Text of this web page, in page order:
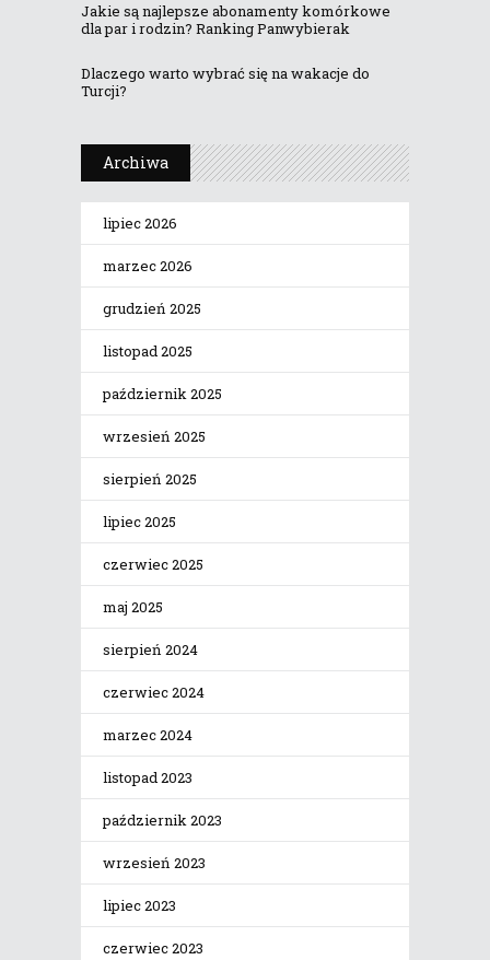
Jakie są najlepsze abonamenty komórkowe
dla par i rodzin? Ranking Panwybierak
Dlaczego warto wybrać się na wakacje do
Turcji?
Archiwa
lipiec 2026
marzec 2026
grudzień 2025
listopad 2025
październik 2025
wrzesień 2025
sierpień 2025
lipiec 2025
czerwiec 2025
maj 2025
sierpień 2024
czerwiec 2024
marzec 2024
listopad 2023
październik 2023
wrzesień 2023
lipiec 2023
czerwiec 2023